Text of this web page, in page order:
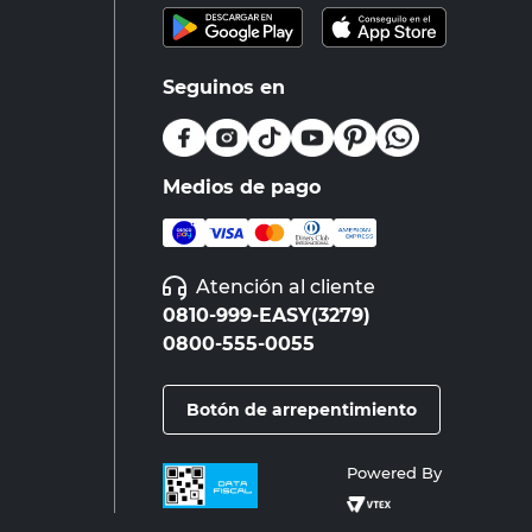
Seguinos en
Medios de pago
Atención al cliente
0810-999-EASY(3279)
0800-555-0055
Botón de arrepentimiento
Powered By